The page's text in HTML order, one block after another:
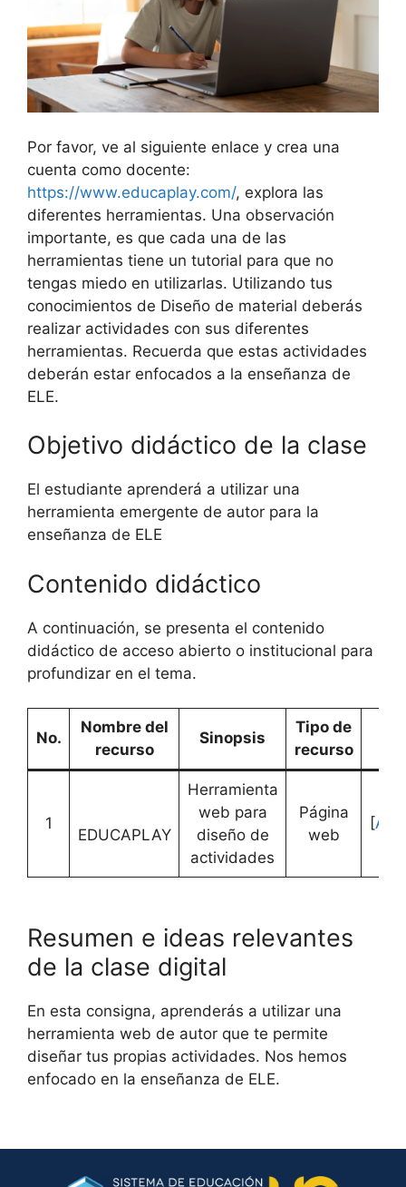
Por favor, ve al siguiente enlace y crea una
cuenta como docente:
https://www.educaplay.com/, explora las
diferentes herramientas. Una observación
importante, es que cada una de las
herramientas tiene un tutorial para que no
tengas miedo en utilizarlas. Utilizando tus
conocimientos de Diseño de material deberás
realizar actividades con sus diferentes
herramientas. Recuerda que estas actividades
deberán estar enfocados a la enseñanza de
ELE.
Objetivo didáctico de la clase
El estudiante aprenderá a utilizar una
herramienta emergente de autor para la
enseñanza de ELE
Contenido didáctico
A continuación, se presenta el contenido
didáctico de acceso abierto o institucional para
profundizar en el tema.
No.
Nombre del
recurso
Sinopsis
Tipo de
recurso
1
EDUCAPLAY
Herramienta
web para
diseño de
actividades
Página
web
[
Resumen e ideas relevantes
de la clase digital
En esta consigna, aprenderás a utilizar una
herramienta web de autor que te permite
diseñar tus propias actividades. Nos hemos
enfocado en la enseñanza de ELE.